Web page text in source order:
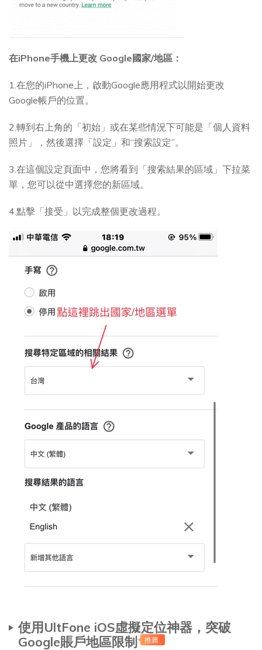
在iPhone手機上更改 Google國家/地區：
1.在您的iPhone上，啟動Google應用程式以開始更改
Google帳戶的位置。
2.轉到右上角的「初始」或在某些情況下可能是「個人資料
照片」，然後選擇「設定」和“搜索設定”。
3.在這個設定頁面中，您將看到「搜索結果的區域」下拉菜
單，您可以從中選擇您的新區域。
4.點擊「接受」以完成整個更改過程。
使用UltFone iOS虛擬定位神器，突破
Google賬戶地區限制
推薦